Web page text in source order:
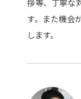
拶等、丁寧な
す。また機会
します。